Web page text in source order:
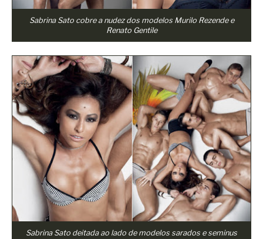
Sabrina Sato cobre a nudez dos modelos Murilo Rezende e
Renato Gentile
Sabrina Sato deitada ao lado de modelos sarados e seminus